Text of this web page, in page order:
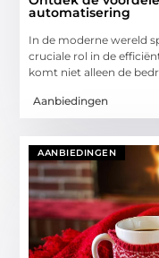
automatisering
In de moderne wereld
cruciale rol in de
komt niet alleen de
Aanbiedingen
AANBIEDINGEN